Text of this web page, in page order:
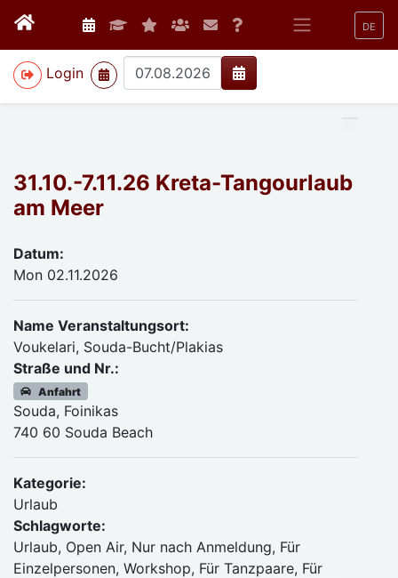
DE
Login
>
31.10.-7.11.26 Kreta-Tangourlaub
am Meer
Datum:
Mon 02.11.2026
Name Veranstaltungsort:
Voukelari, Souda-Bucht/Plakias
Straße und Nr.:
Anfahrt
Souda, Foinikas
740 60 Souda Beach
Kategorie:
Urlaub
Schlagworte:
Urlaub, Open Air, Nur nach Anmeldung, Für
Einzelpersonen, Workshop, Für Tanzpaare, Für